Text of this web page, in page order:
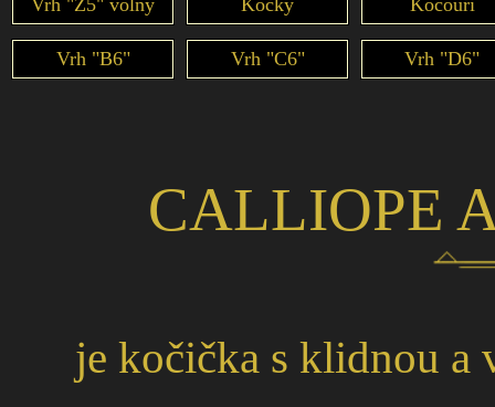
Vrh "Z5" volný Kočky Kocouři
Vrh "B6" Vrh "C6" Vrh "D6"
CALLIOPE
je kočička s klidnou a